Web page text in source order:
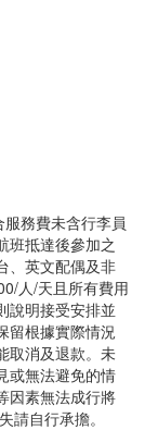
務費未含行李員
班抵達後參加之
、英文配偶及非
人/天且所有費用
說明接受安排並
留根據實際情況
取消及退款。未
或無法避免的情
因素無法成行將
請自行承擔。